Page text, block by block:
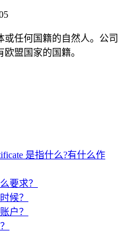
任何国籍的自然人。公司
盟国家的国籍。
是指什么?有什么作
要求？
候？
户？